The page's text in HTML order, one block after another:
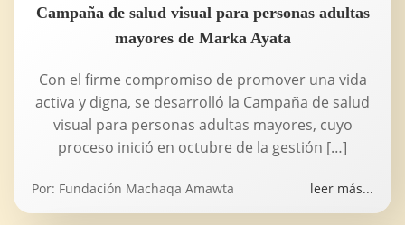
Campaña de salud visual para personas adultas
mayores de Marka Ayata
Con el firme compromiso de promover una vida
activa y digna, se desarrolló la Campaña de salud
visual para personas adultas mayores, cuyo
proceso inició en octubre de la gestión […]
Por: Fundación Machaqa Amawta leer más...